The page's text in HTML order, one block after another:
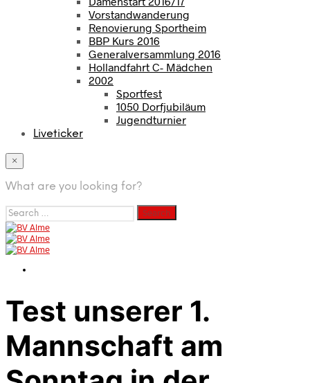
Vorstandwanderung
Renovierung Sportheim
BBP Kurs 2016
Generalversammlung 2016
Hollandfahrt C- Mädchen
2002
Sportfest
1050 Dorfjubiläum
Jugendturnier
Liveticker
×
What are you looking for?
Search
for:
Test unserer 1.
Mannschaft am